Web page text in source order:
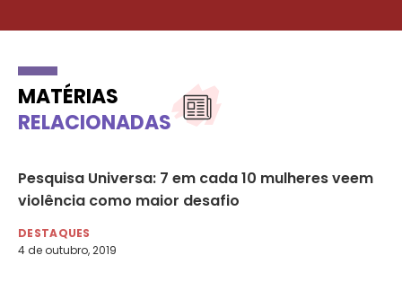
MATÉRIAS
RELACIONADAS
Pesquisa Universa: 7 em cada 10 mulheres veem
violência como maior desafio
DESTAQUES
4 de outubro, 2019